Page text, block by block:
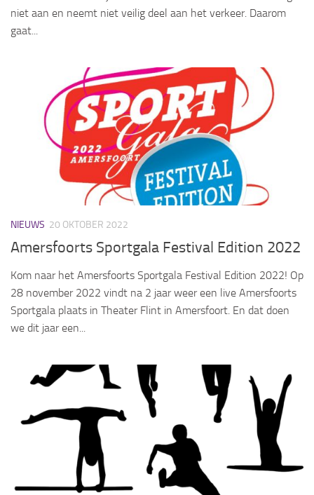
niet aan en neemt niet veilig deel aan het verkeer. Daarom
gaat...
NIEUWS 20 OKTOBER 2022
Amersfoorts Sportgala Festival Edition 2022
Kom naar het Amersfoorts Sportgala Festival Edition 2022! Op
28 november 2022 vindt na 2 jaar weer een live Amersfoorts
Sportgala plaats in Theater Flint in Amersfoort. En dat doen
we dit jaar een...